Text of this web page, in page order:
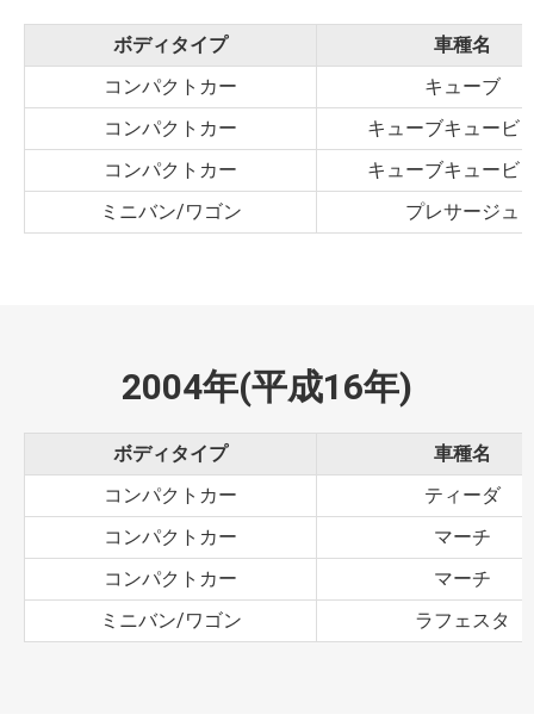
ボディタイプ
車種名
コンパクトカー
キューブ
コンパクトカー
キューブキュービ
コンパクトカー
キューブキュービ
ミニバン/ワゴン
プレサージュ
2004年(平成16年)
ボディタイプ
車種名
コンパクトカー
ティーダ
コンパクトカー
マーチ
コンパクトカー
マーチ
ミニバン/ワゴン
ラフェスタ